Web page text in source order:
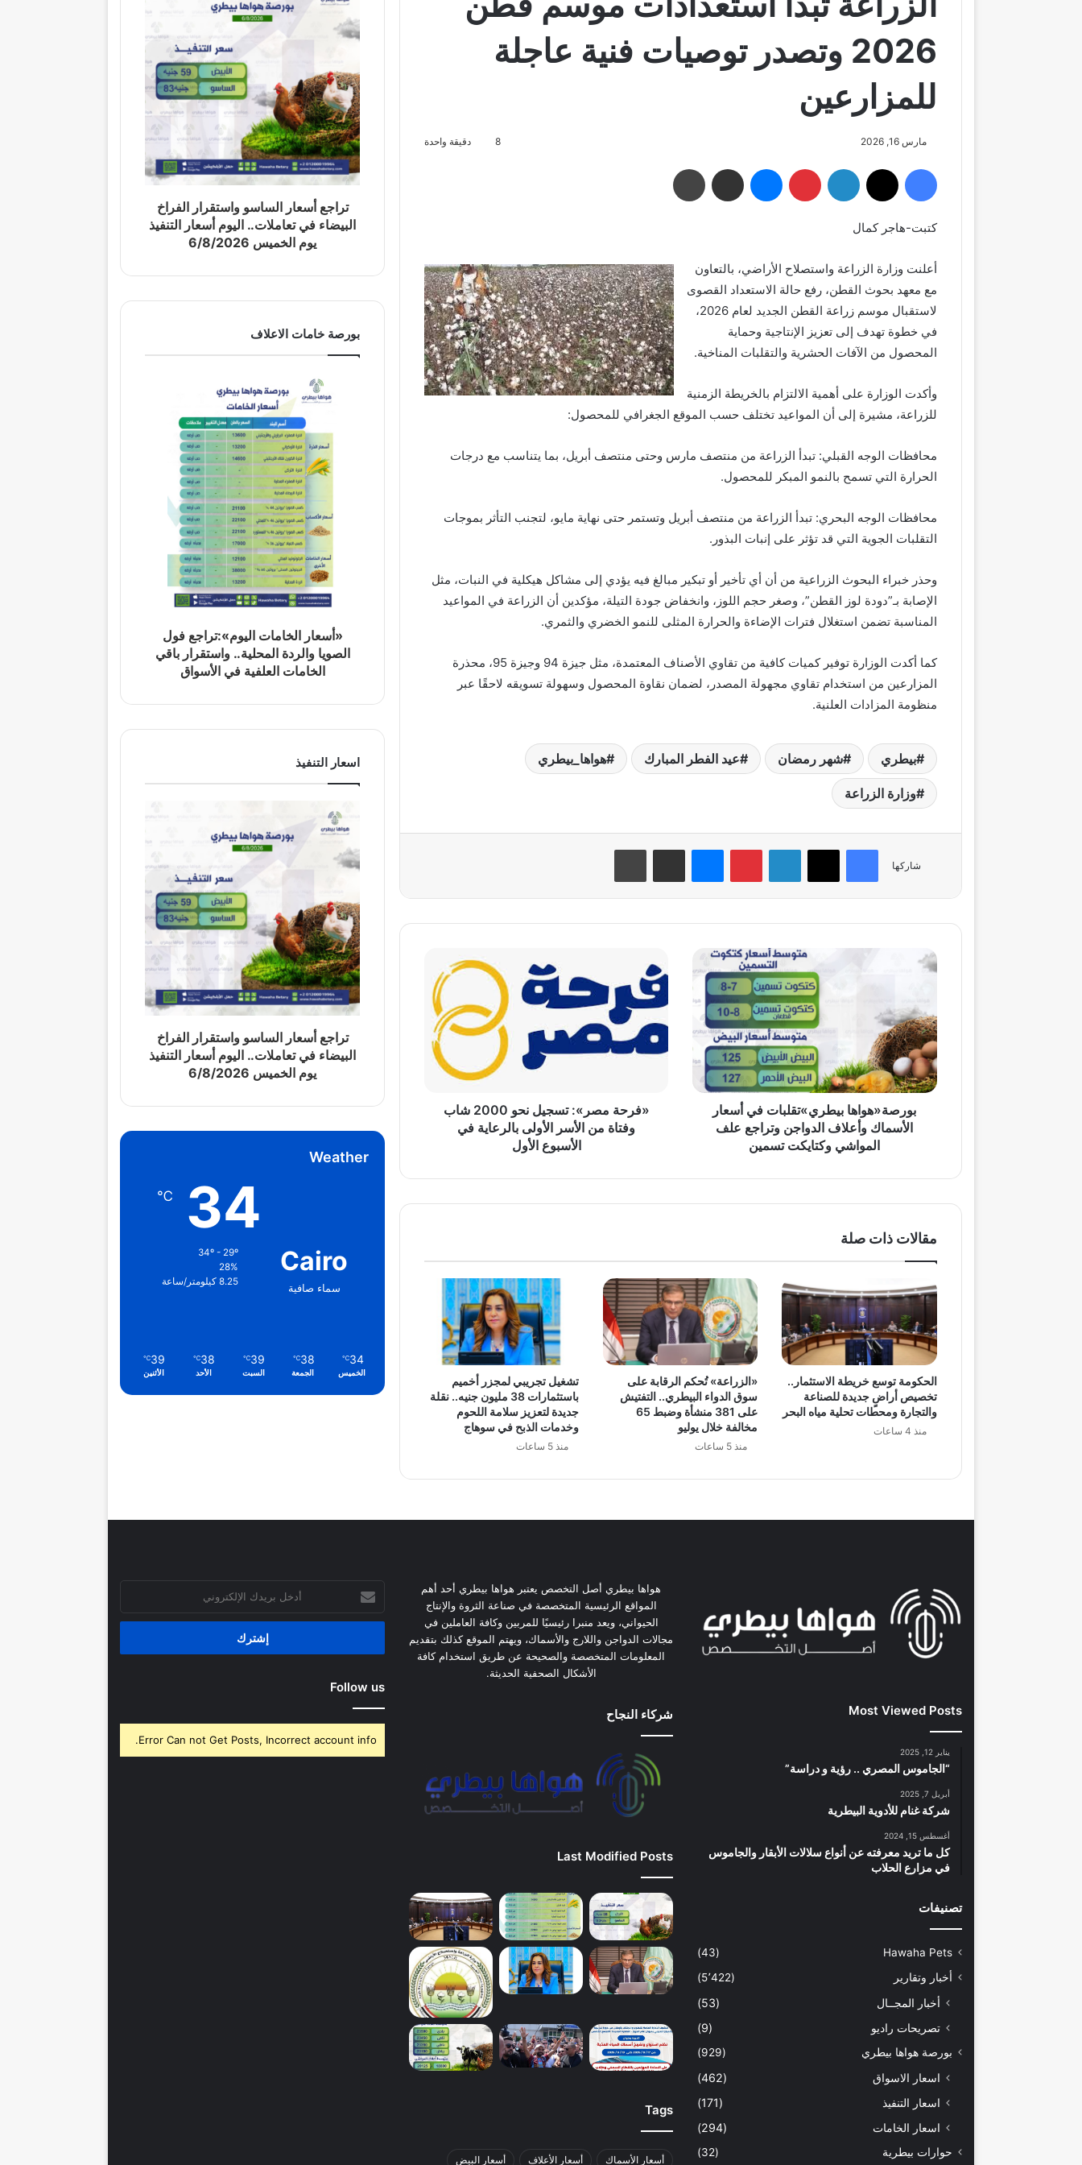
2026 وتصدر توصيات فنية عاجلة
للمزارعين
مارس 16, 2026 8 دقيقة واحدة
فيسبوك لينكدإن بينتيريست ماسنجر مشاركة عبر البريد
كتبت-هاجر كمال
أعلنت وزارة الزراعة واستصلاح الأراضي، بالتعاون
مع معهد بحوث القطن، رفع حالة الاستعداد القصوى
لاستقبال موسم زراعة القطن الجديد لعام 2026،
في خطوة تهدف إلى تعزيز الإنتاجية وحماية
المحصول من الآفات الحشرية والتقلبات المناخية.
وأكدت الوزارة على أهمية الالتزام بالخريطة الزمنية
للزراعة، مشيرة إلى أن المواعيد تختلف حسب الموقع الجغرافي للمحصول:
محافظات الوجه القبلي: تبدأ الزراعة من منتصف مارس وحتى منتصف أبريل، بما يتناسب مع درجات
الحرارة التي تسمح بالنمو المبكر للمحصول.
محافظات الوجه البحري: تبدأ الزراعة من منتصف أبريل وتستمر حتى نهاية مايو، لتجنب التأثر بموجات
التقلبات الجوية التي قد تؤثر على إنبات البذور.
وحذر خبراء البحوث الزراعية من أن أي تأخير أو تبكير مبالغ فيه يؤدي إلى مشاكل هيكلية في النبات، مثل
الإصابة بـ”دودة لوز القطن”، وصغر حجم اللوز، وانخفاض جودة التيلة، مؤكدين أن الزراعة في المواعيد
المناسبة تضمن استغلال فترات الإضاءة والحرارة المثلى للنمو الخضري والثمري.
كما أكدت الوزارة توفير كميات كافية من تقاوي الأصناف المعتمدة، مثل جيزة 94 وجيزة 95، محذرة
المزارعين من استخدام تقاوي مجهولة المصدر، لضمان نقاوة المحصول وسهولة تسويقه لاحقًا عبر
منظومة المزادات العلنية.
بيطري شهر رمضان عيد الفطر المبارك هواها_بيطري
وزارة الزراعة
شاركها
فيسبوك ‫X لينكدإن بينتيريستماسنجر مشاركة عبر البريد طباعة
بورصة«هواها
بيطري»تقلبات
أسعار
الأسماك
وأعلاف
الدواجن
وتراجع
علف
المواشي
وكتايكت
بورصة«هواها بيطري»تقلبات في أسعار
الأسماك وأعلاف الدواجن وتراجع علف
المواشي وكتايكت تسمين
مصر»:
تسجيل
نحو
2000
شاب
وفتاة
الأولى
«فرحة مصر»: تسجيل نحو 2000 شاب
وفتاة من الأسر الأولى بالرعاية في
الأسبوع الأول
مقالات ذات صلة
الحكومة توسع خريطة الاستثمار..
تخصيص أراضٍ جديدة للصناعة
والتجارة ومحطات تحلية مياه البحر
منذ 4 ساعات
«الزراعة» تُحكم الرقابة على
سوق الدواء البيطري.. التفتيش
على 381 منشأة وضبط 65
مخالفة خلال يوليو
منذ 5 ساعات
تشغيل تجريبي لمجزر أخميم
باستثمارات 38 مليون جنيه.. نقلة
جديدة لتعزيز سلامة اللحوم
وخدمات الذبح في سوهاج
منذ 5 ساعات
تراجع أسعار الساسو واستقرار الفراخ
البيضاء في تعاملات.. اليوم أسعار التنفيذ
يوم الخميس 6/8/2026
بورصة خامات الاعلاف
«أسعار الخامات اليوم»:تراجع فول
الصويا والردة المحلية.. واستقرار باقي
الخامات العلفية في الأسواق
اسعار التنفيذ
تراجع أسعار الساسو واستقرار الفراخ
البيضاء في تعاملات.. اليوم أسعار التنفيذ
يوم الخميس 6/8/2026
Weather
Cairo
سماء صافية
34
℃
28%
8.25 كيلومتر/ساعة
34
℃
الخميس
38
℃
الجمعة
39
℃
السبت
38
℃
الأحد
39
℃
الأثنين
Most Viewed Posts
يناير 12, 2025
“الجاموس المصري .. رؤية و دراسة”
أبريل 7, 2025
شركة غنام للأدوية البيطرية
أغسطس 15, 2024
كل ما تريد معرفته عن أنواع سلالات الأبقار والجاموس
في مزارع الحلاب
تصنيفات
Hawaha Pets
(43)
أخبار وتقارير
(5٬422)
أخبار المجــال
(53)
تصريحات راديو
(9)
بورصة هواها بيطري (929)
اسعار الاسواق
(462)
اسعار التنفيذ
(171)
اسعار الخامات
(294)
حوارات بيطرية (32)
هواها بيطري أصل التخصص يعتبر هواها بيطري أحد أهم
المواقع الرئيسية المتخصصة في صناعة الثروة والإنتاج
الحيواني، ويعد منبرا رئيسيًا للمربين وكافة العاملين في
مجالات الدواجن واللارج والأسماك، ويهتم الموقع كذلك بتقديم
المعلومات المتخصصة والصحيحة عن طريق استخدام كافة
الأشكال الصحفية الحديثة.
شركاء النجاح
Last Modified Posts
Tags
أسعار الأسماك أسعار الأعلاف أسعار البيض
بريدك
الإلكتروني
Follow us
Error Can not Get Posts, Incorrect account info.